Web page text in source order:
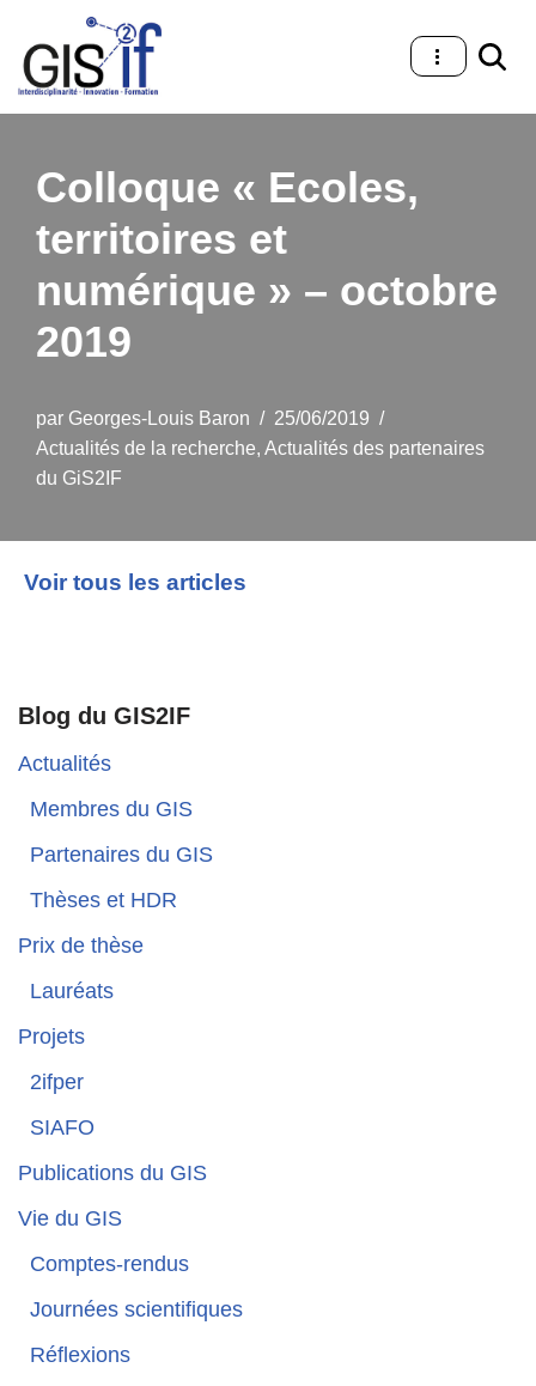
Aller
au
Colloque « Ecoles,
territoires et
numérique » – octobre
2019
par Georges-Louis Baron
25/06/2019
Actualités de la recherche, Actualités des partenaires
du GiS2IF
Voir tous les articles
Blog du GIS2IF
Actualités
Membres du GIS
Partenaires du GIS
Thèses et HDR
Prix de thèse
Lauréats
Projets
2ifper
SIAFO
Publications du GIS
Vie du GIS
Comptes-rendus
Journées scientifiques
Réflexions